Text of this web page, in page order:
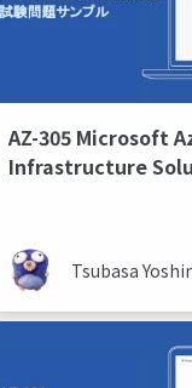
AZ-305 Microsoft
Infrastructure
Tsubasa